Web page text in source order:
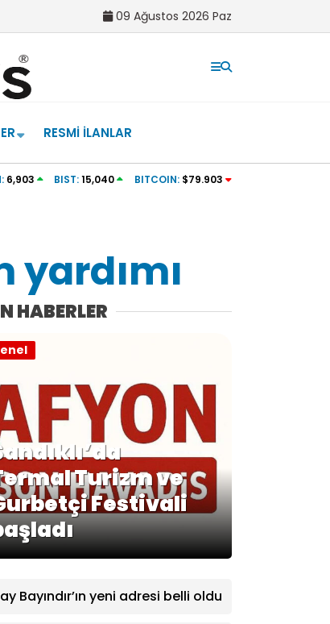
09 Ağustos 2026 Paz
RESMI İLANLAR
Hafif ticari araç takla attı: 1 ölü, 2 yaralı
6,903 BIST:15,040 BITCOIN: $79.903
yardımı
HABERLER
Turizm ve
Festivali
Bayındır’ın yeni adresi belli oldu